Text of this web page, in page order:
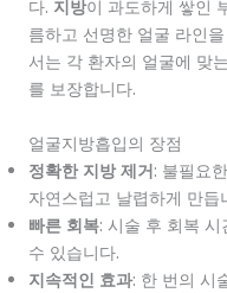
다. 지방이 과도하게 쌓인
름하고 선명한 얼굴 라인
서는 각 환자의 얼굴에 맞
를 보장합니다.
얼굴지방흡입의 장점
정확한 지방 제거: 불필요
자연스럽고 날렵하게 만듭
빠른 회복: 시술 후 회복
수 있습니다.
지속적인 효과: 한 번의 시